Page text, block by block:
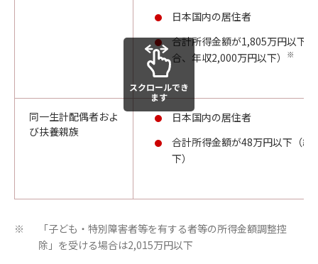
日本国内の居住者
合計所得金額が1,805万円以下
合、年収2,000万円以下）
※
同一生計配偶者およ
び扶養親族
日本国内の居住者
合計所得金額が48万円以下（給
下）
スクロールでき
ます
※
「子ども・特別障害者等を有する者等の所得金額調整控
除」を受ける場合は2,015万円以下